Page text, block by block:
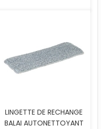
LINGETTE DE RECHANGE
BALAI AUTONETTOYANT